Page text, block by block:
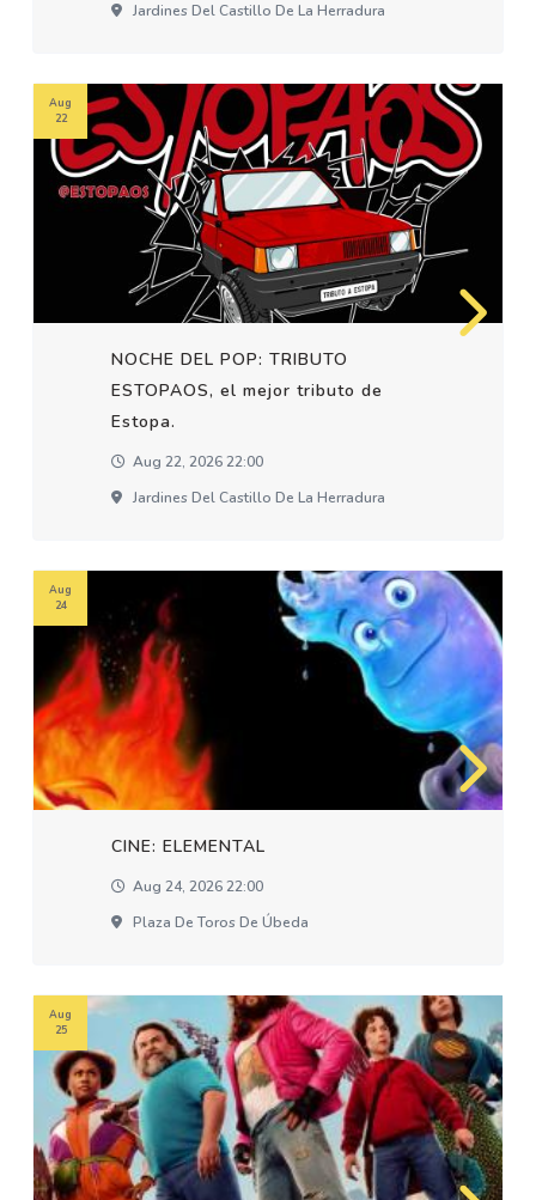
Jardines Del Castillo De La Herradura
NOCHE DEL POP: TRIBUTO
ESTOPAOS, el mejor tributo de
Estopa.
Aug 22, 2026 22:00
Jardines Del Castillo De La Herradura
Aug
22
CINE: ELEMENTAL
Aug 24, 2026 22:00
Plaza De Toros De Úbeda
Aug
24
Aug
25